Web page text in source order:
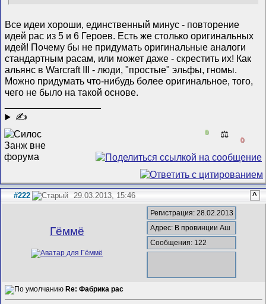
Все идеи хороши, единственный минус - повторение
идей рас из 5 и 6 Героев. Есть же столько оригинальных
идей! Почему бы не придумать оригинальные аналоги
стандартным расам, или может даже - скрестить их! Как
альянс в Warcraft III - люди, "простые" эльфы, гномы.
Можно придумать что-нибудь более оригинальное, того,
чего не было на такой основе.
✍
0 ⚖️
0
#222 29.03.2013, 15:46 ^
Гёммё
Регистрация: 28.02.2013
Адрес: В провинции Аш
Сообщения: 122
Re: Фабрика рас